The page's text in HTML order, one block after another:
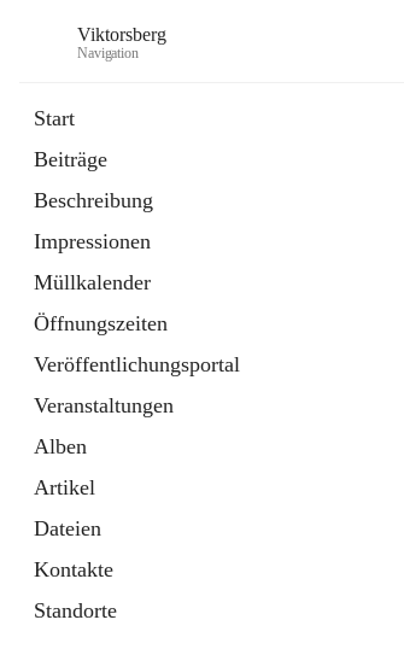
Viktorsberg
Navigation
Start
Beiträge
Beschreibung
Impressionen
Müllkalender
Öffnungszeiten
Veröffentlichungsportal
Veranstaltungen
Alben
Artikel
Dateien
Kontakte
Standorte